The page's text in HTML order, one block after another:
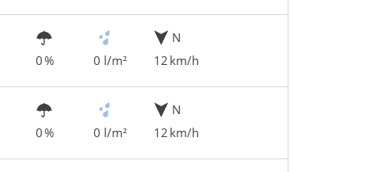
0 % 0 l/m²
N
12 km/h
0 % 0 l/m²
N
12 km/h